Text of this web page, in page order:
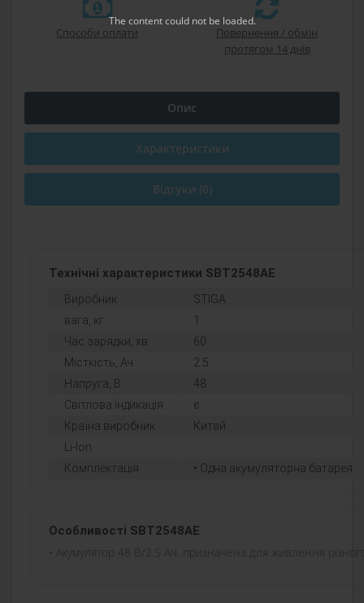
The contentcould not be loaded.
Способи оплати
Повернення / обмін
протягом 14 днів
Опис
Характеристики
Відгуки (0)
Технічні характеристики SBT2548AE
Виробник
STIGA
вага, кг
1
Час зарядки, хв
60
Місткість, Ач
2.5
Напруга, В
48
Світлова індикація
є
Країна виробник
Китай
Li-Ion
Комплектація
• Одна акумуляторна батарея
Особливості SBT2548AE
• Акумулятор 48 B/2.5 Ач. призначена для живлення